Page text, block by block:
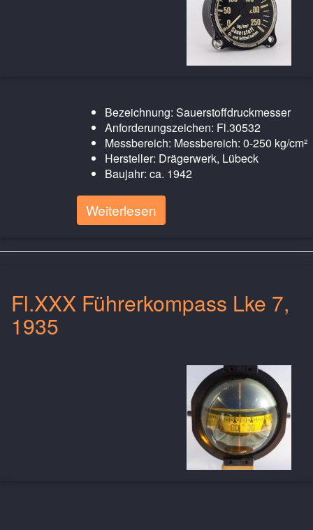
Bezeichnung: Sauerstoffdruckmesser
Anforderungszeichen: Fl.30532
Messbereich: Messbereich: 0-250 kg/cm²
Hersteller: Drägerwerk, Lübeck
Baujahr: ca. 1942
Weiterlesen
Fl.XXX Führerkompass Lke 7,
1935